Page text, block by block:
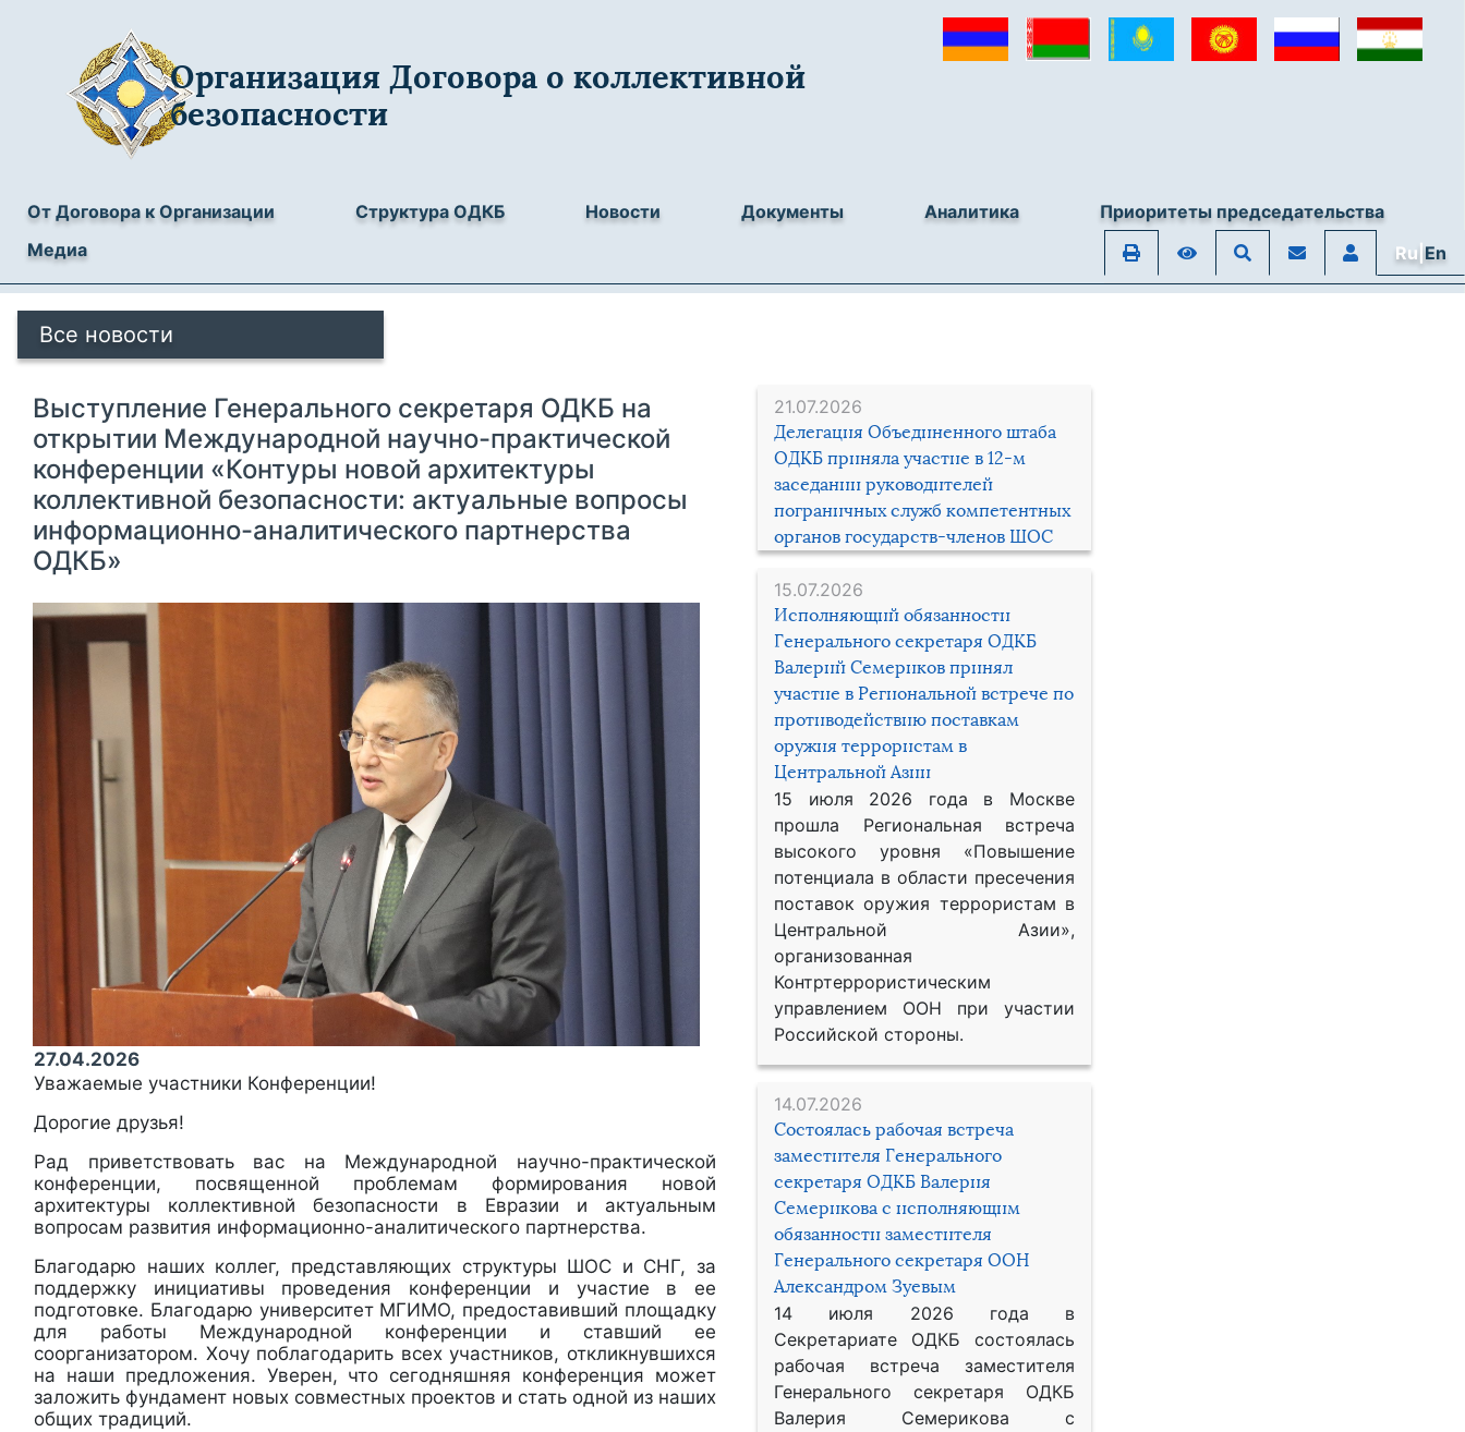
Организация Договора о коллективной
безопасности
От Договора к Организации Структура ОДКБ Новости Документы Аналитика
Приоритеты председательства
Медиа
Ru|En
Все новости
21.07.2026
Делегация Объединенного штаба
ОДКБ приняла участие в 12-м
заседании руководителей
пограничных служб компетентных
органов государств-членов ШОС
15.07.2026
Исполняющий обязанности
Генерального секретаря ОДКБ
Валерий Семериков принял
участие в Региональной встрече по
противодействию поставкам
оружия террористам в
Центральной Азии
15 июля 2026 года в Москве
прошла Региональная встреча
высокого уровня «Повышение
потенциала в области пресечения
поставок оружия террористам в
Центральной Азии»,
организованная
Контртеррористическим
управлением ООН при участии
Российской стороны.
14.07.2026
Состоялась рабочая встреча
заместителя Генерального
секретаря ОДКБ Валерия
Семерикова с исполняющим
обязанности заместителя
Генерального секретаря ООН
Александром Зуевым
14 июля 2026 года в
Секретариате ОДКБ состоялась
рабочая встреча заместителя
Генерального секретаря ОДКБ
Валерия Семерикова с
Выступление Генерального секретаря ОДКБ на
открытии Международной научно-практической
конференции «Контуры новой архитектуры
коллективной безопасности: актуальные вопросы
информационно-аналитического партнерства
ОДКБ»
27.04.2026
Уважаемые участники Конференции!
Дорогие друзья!
Рад приветствовать вас на Международной научно-практической
конференции, посвященной проблемам формирования новой
архитектуры коллективной безопасности в Евразии и актуальным
вопросам развития информационно-аналитического партнерства.
Благодарю наших коллег, представляющих структуры ШОС и СНГ, за
поддержку инициативы проведения конференции и участие в ее
подготовке. Благодарю университет МГИМО, предоставивший площадку
для работы Международной конференции и ставший ее
соорганизатором. Хочу поблагодарить всех участников, откликнувшихся
на наши предложения. Уверен, что сегодняшняя конференция может
заложить фундамент новых совместных проектов и стать одной из наших
общих традиций.